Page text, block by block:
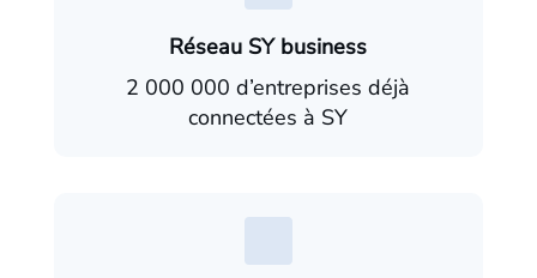
Réseau SY business
2 000 000 d’entreprises déjà
connectées à SY